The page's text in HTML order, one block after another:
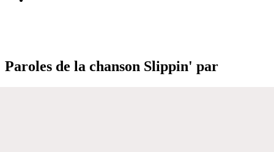
Paroles de la chanson Slippin' par